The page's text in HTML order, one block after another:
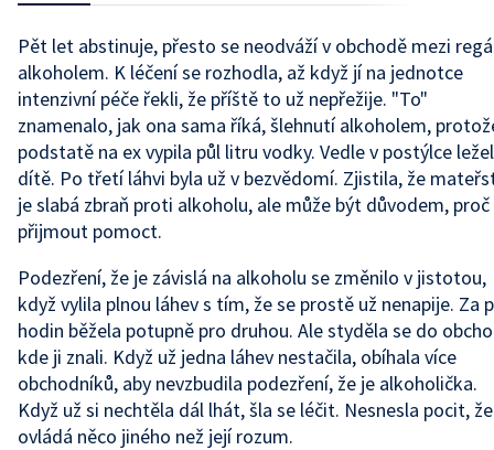
Pět let abstinuje, přesto se neodváží v obchodě mezi
alkoholem. K léčení se rozhodla, až když jí na jednotce
intenzivní péče řekli, že příště to už nepřežije. "To"
znamenalo, jak ona sama říká, šlehnutí alkoholem,
podstatě na ex vypila půl litru vodky. Vedle v postýlce
dítě. Po třetí láhvi byla už v bezvědomí. Zjistila, že
je slabá zbraň proti alkoholu, ale může být důvodem, proč
přijmout pomoct.
Podezření, že je závislá na alkoholu se změnilo v jistotou,
když vylila plnou láhev s tím, že se prostě už nenapije. Za
hodin běžela potupně pro druhou. Ale styděla se do
kde ji znali. Když už jedna láhev nestačila, obíhala více
obchodníků, aby nevzbudila podezření, že je alkoholička.
Když už si nechtěla dál lhát, šla se léčit. Nesnesla pocit,
ovládá něco jiného než její rozum.